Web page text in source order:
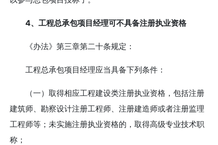
4、工程总承包项目经理可不具备注册执业资格
《办法》第三章第二十条规定：
工程总承包项目经理应当具备下列条件：
（一）取得相应工程建设类注册执业资格，包括注册
建筑师、勘察设计注册工程师、注册建造师或者注册监理
工程师等；未实施注册执业资格的，取得高级专业技术职
称；